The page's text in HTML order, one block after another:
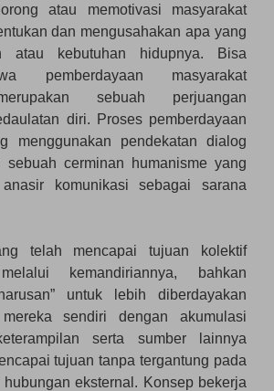
atau memotivasi masyarakat
dan mengusahakan apa yang
atau kebutuhan hidupnya. Bisa
pemberdayaan masyarakat
sebuah perjuangan
diri. Proses pemberdayaan
menggunakan pendekatan dialog
sebuah cerminan humanisme yang
komunikasi sebagai sarana
telah mencapai tujuan kolektif
kemandiriannya, bahkan
untuk lebih diberdayakan
sendiri dengan akumulasi
serta sumber lainnya
tujuan tanpa tergantung pada
eksternal. Konsep bekerja